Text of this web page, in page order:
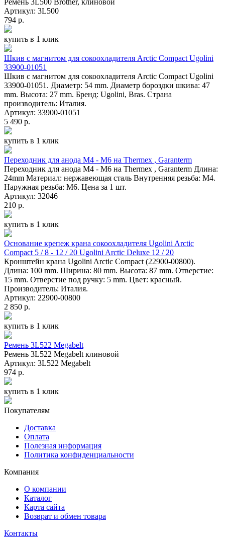
Артикул: 3L500
794 р.
купить в 1 клик
Шкив с магнитом для сокоохладителя Arctic Compact Ugolini
33900-01051
Шкив с магнитом для сокоохладителя Arctic Compact Ugolini
33900-01051. Диаметр: 54 mm. Диаметр бороздки шкива: 47
mm. Высота: 27 mm. Бренд: Ugolini, Bras. Страна
производитель: Италия.
Артикул: 33900-01051
5 490 р.
купить в 1 клик
Переходник для анода М4 - М6 на Thermex , Garanterm
Переходник для анода М4 - М6 на Thermex , Garanterm Длина:
24mm Материал: нержавеющая сталь Внутренняя резьба: М4.
Наружная резьба: М6. Цена за 1 шт.
Артикул: 32046
210 р.
купить в 1 клик
Основание крепеж крана сокоохладителя Ugolini Arctic
Compact 5 / 8 - 12 / 20 Ugolini Arctic Deluxe 12 / 20
Кронштейн крана Ugolini Arctic Compact (22900-00800).
Длина: 100 mm. Ширина: 80 mm. Высота: 87 mm. Отверстие:
15 mm. Отверстие под ручку: 5 mm. Цвет: красный.
Производитель: Италия.
Артикул: 22900-00800
2 850 р.
купить в 1 клик
Ремень 3L522 Megabelt
Ремень 3L522 Megabelt клиновой
Артикул: 3L522 Megabelt
974 р.
купить в 1 клик
Покупателям
Доставка
Оплата
Полезная информация
Политика конфиденциальности
Компания
О компании
Каталог
Карта сайта
Возврат и обмен товара
Контакты